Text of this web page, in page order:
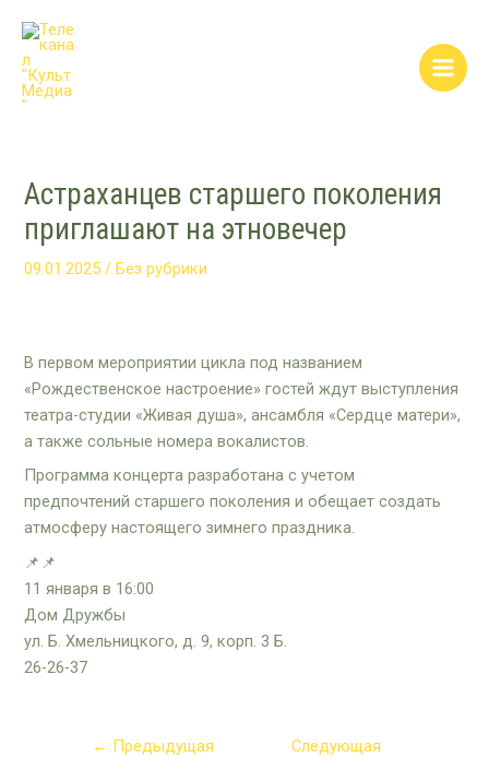
содержимому
Астраханцев старшего поколения
приглашают на этновечер
09.01.2025/Без рубрики
В первом мероприятии цикла под названием
«Рождественское настроение» гостей ждут выступления
театра-студии «Живая душа», ансамбля «Сердце матери»,
а также сольные номера вокалистов.
Программа концерта разработана с учетом
предпочтений старшего поколения и обещает создать
атмосферу настоящего зимнего праздника.
📌📌
11 января в 16:00
Дом Дружбы
ул. Б. Хмельницкого, д. 9, корп. 3 Б.
26-26-37
navigation
← Предыдущая
Следующая